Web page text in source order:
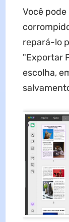
Você
repará-lo
"Exportar
escolha,